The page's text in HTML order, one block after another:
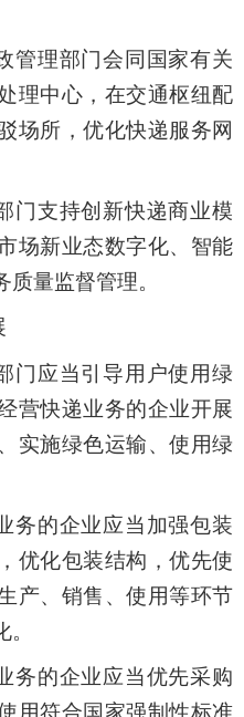
理部门会同国家有关
理中心，在交通枢纽配
场所，优化快递服务网
支持创新快递商业模
场新业态数字化、智能
质量监督管理。
门应当引导用户使用绿
营快递业务的企业开展
实施绿色运输、使用绿
的企业应当加强包装
优化包装结构，优先使
产、销售、使用等环节
的企业应当优先采购